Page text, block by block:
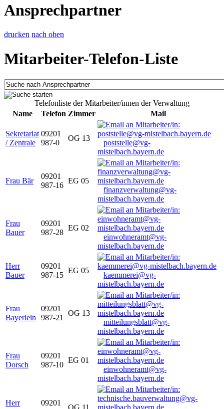
Ansprechpartner
drucken nach oben
Mitarbeiter-Telefon-Liste
Telefonliste der Mitarbeiter/innen der Verwaltung
Name
Telefon Zimmer Mail
Sekretariat
/ Zentrale
09201
987-0
OG 13
poststelle@vg-
mistelbach.bayern.de
Frau Bär
09201
987-16
EG 05
finanzverwaltung@vg-
mistelbach.bayern.de
Frau
Bauer
09201
987-28
EG 02
einwohneramt@vg-
mistelbach.bayern.de
Herr
Bauer
09201
987-15
EG 05
kaemmerei@vg-
mistelbach.bayern.de
Frau
Bayerlein
09201
987-21
OG 13
mitteilungsblatt@vg-
mistelbach.bayern.de
Frau
Dorsch
09201
987-10
EG 01
einwohneramt@vg-
mistelbach.bayern.de
Herr
09201
OG 11